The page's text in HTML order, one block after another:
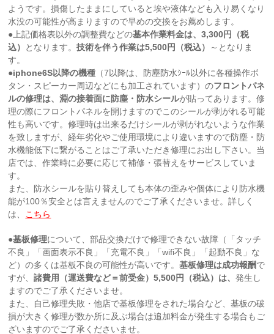
ようです。損傷したままにしていると埃や液体なども入り易くなり
水没の可能性が高まりますので早めの交換をお薦めします。
●上記価格表以外の調整費などの基本作業料金は、3,300円（税
込） となります。技術を伴う作業は5,500円（税込）
～となりま
す。
●iphone6S以降の機種 （7以降は、防塵防水ｼｰﾙ以外に各種操作ボ
タン・スピーカー周辺などにも加工されています）のフロントパネ
ルの修理は、淵の接着面に防塵・防水シールが貼ってあります。修
理の際にフロントパネルを開けますのでこのシールが剥がれる可能
性も高いです。修理時は出来るだけシールが剥がれないような作業
を致しますが、経年劣化やご使用環境により違いますので防塵・防
水機能低下に繋がることはご了承いただき修理にお出し下さい。当
店では、作業時に必要に応じて補修・張替えをサービスしていま
す。
また、防水シールを貼り替えしても本体の歪みや個体により防水機
能が100％安全とは言えませんのでご了承くださいませ。詳しく
は、 こちら
●基板修理について、部品交換だけで修理できない故障（「タッチ
不良」「画面表示不良」「充電不良」「wifi不良」「起動不良」な
ど）の多くは基板不良の可能性が高いです。基板修理は成功報酬で
すが、諸費用（運送費など＝前受金）5,500円（税込）は、発生し
ますのでご了承くださいませ。
また、自己修理失敗・他店で基板修理をされた場合など、基板の破
損が大きく修理が数か所に及ぶ場合は追加料金が発生する場合もご
ざいますのでご了承くださいませ。